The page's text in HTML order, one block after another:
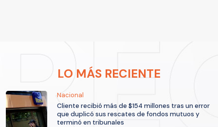
LO MÁS RECIENTE
Nacional
Cliente recibió más de $154 millones tras un error
que duplicó sus rescates de fondos mutuos y
terminó en tribunales